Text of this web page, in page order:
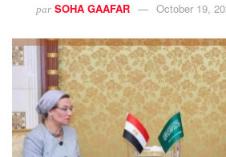
par SOHA GAAFAR October 19,